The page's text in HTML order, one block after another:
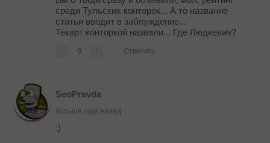
среди Тульских конторок... А то название
статьи вводит в заблуждение...
Текарт конторкой назвали... Где Людкевич?
0 Ответить
SeoPravda
больше года назад
:)